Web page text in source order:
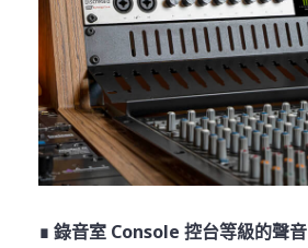
∎ 錄音室 Console 控台等級的聲音